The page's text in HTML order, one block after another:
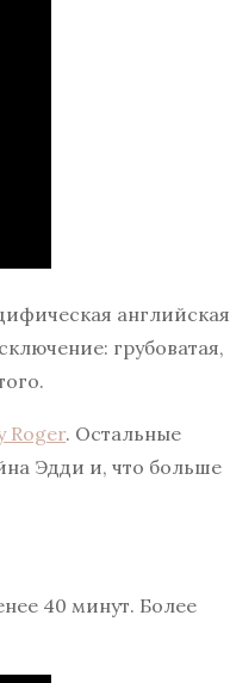
английская
грубоватая,
Roger. Остальные
Эдди и, что больше
40 минут. Более